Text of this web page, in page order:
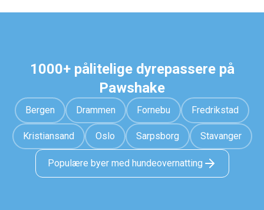
1000+ pålitelige dyrepassere på
Pawshake
Bergen Drammen Fornebu Fredrikstad
Kristiansand Oslo Sarpsborg Stavanger
Populære byer med hundeovernatting